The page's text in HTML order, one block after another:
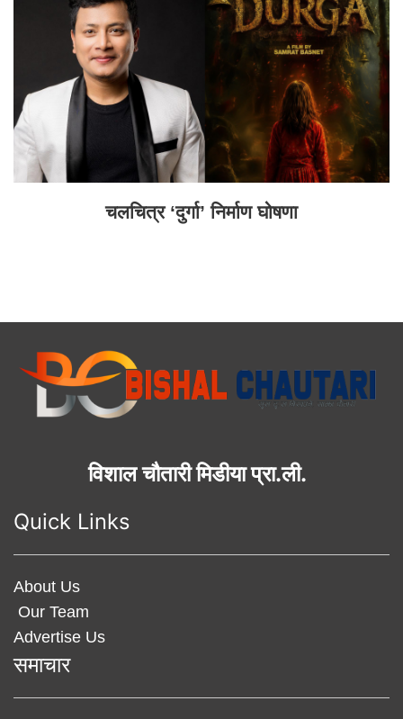
चलचित्र ‘दुर्गा’ निर्माण घोषणा
विशाल चौतारी मिडीया प्रा.ली.
Quick Links
About Us
Our Team
Advertise Us
समाचार